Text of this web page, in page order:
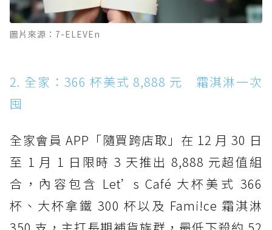
圖片來源：7-ELEVEn
2. 全家：366 杯美式 8,888 元 霜淇淋一次
囤
全家會員 APP「隨買跨店取」在 12 月 30 日
至 1 月 1 日限時 3 天推出 8,888 元超值組
合，內容包含 Let’s Café 大杯美式 366
杯、大杯拿鐵 300 杯以及 Fami!ce 霜淇淋